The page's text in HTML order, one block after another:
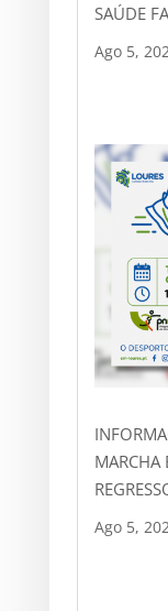
SAÚDE
Ago 5,
MARCHA
Ago 5,